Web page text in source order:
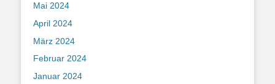
Mai 2024
April 2024
März 2024
Februar 2024
Januar 2024